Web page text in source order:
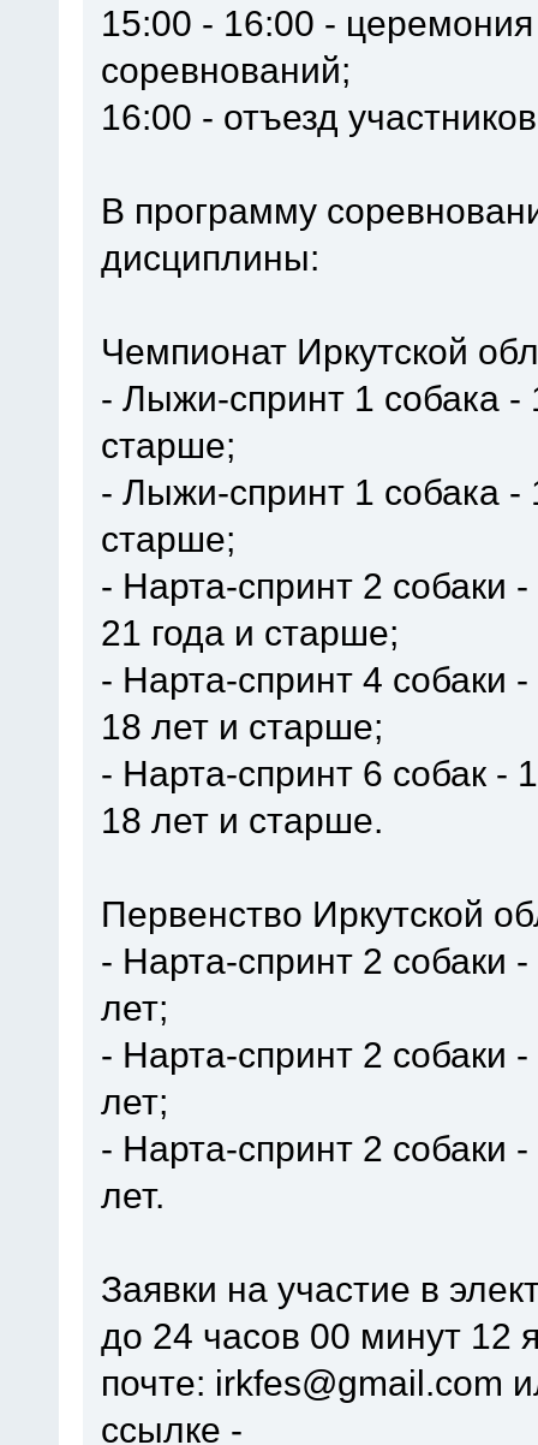
15:00 - 16:00 -
соревнований;
16:00 - отъезд
В программу
дисциплины:
Чемпионат Иркутской
- Лыжи-спринт 1 собака
старше;
- Лыжи-спринт 1 собака
старше;
- Нарта-спринт 2
21 года и старше;
- Нарта-спринт 4
18 лет и старше;
- Нарта-спринт 6 собак
18 лет и старше.
Первенство Иркутской
- Нарта-спринт 2
лет;
- Нарта-спринт 2
лет;
- Нарта-спринт 2
лет.
Заявки на участие в
до 24 часов 00 минут 12
почте: irkfes@gmail.com
ссылке -